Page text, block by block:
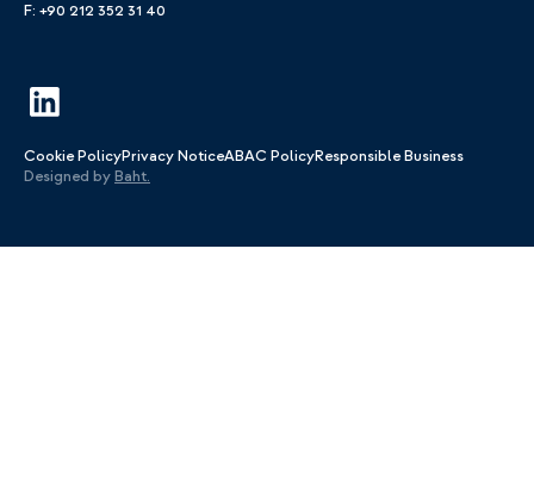
F: +90 212 352 31 40
Cookie PolicyPrivacy NoticeABAC PolicyResponsible Business
Designed byBaht.